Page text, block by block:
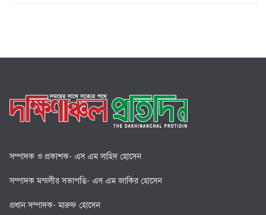
সম্পাদক ও প্রকাশক- এস এম সাহিদ হোসেন
সম্পাদক মন্ডলীর সভাপতি- এস এম জাকির হোসেন
প্রধান সম্পাদক- মারুফ হোসেন